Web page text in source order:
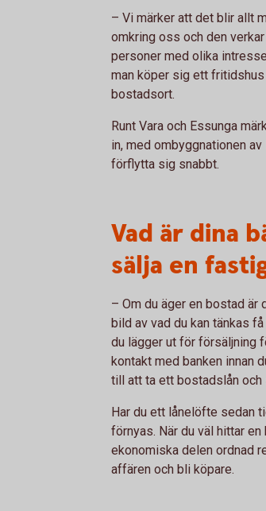
– Vi märker att det blir allt
omkring oss och den
personer med olika
man köper sig ett
bostadsort.
Runt Vara och Essunga
in, med ombyggnationen
förflytta sig snabbt.
Vad är dina
sälja en
– Om du äger en bostad är
bild av vad du kan tänkas
du lägger ut för försäljning
kontakt med banken innan
till att ta ett bostadslån
Har du ett lånelöfte sedan
förnyas. När du väl hittar
ekonomiska delen ordnad
affären och bli köpare.